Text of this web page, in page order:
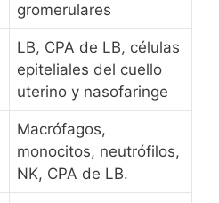
gromerulares
LB, CPA de LB, células
epiteliales del cuello
uterino y nasofaringe
Macrófagos,
monocitos, neutrófilos,
NK, CPA de LB.